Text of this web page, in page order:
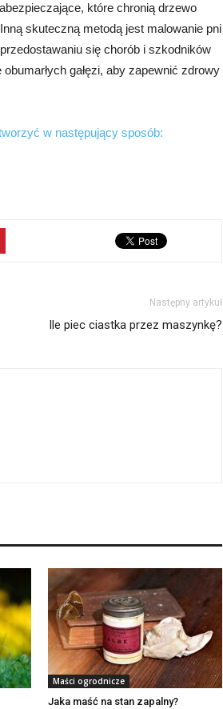
które chronią drzewo
skuteczną metodą jest malowanie pni
się chorób i szkodników
gałęzi, aby zapewnić zdrowy
w następujący sposób:
Następny artykuł
Ile piec ciastka przez maszynkę?
Maści ogrodnicze
Jaka maść na stan zapalny?